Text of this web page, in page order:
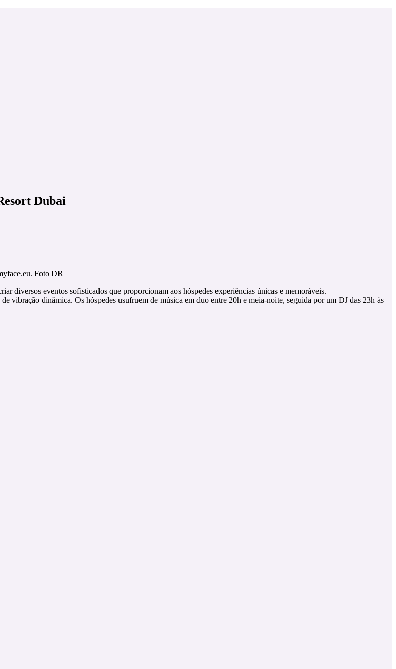
Dubai
Foto DR
diversos eventos sofisticados que proporcionam aos hóspedes experiências únicas e memoráveis.
vibração dinâmica. Os hóspedes usufruem de música em duo entre 20h e meia-noite, seguida por um DJ das 23h às